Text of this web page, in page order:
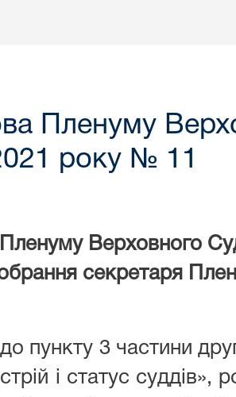
Пленуму
року № 11
Верховного
секретаря
пункту 3 частини
і статус суддів»,